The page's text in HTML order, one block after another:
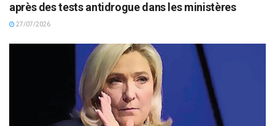
après des tests antidrogue dans les ministères
27/07/2026